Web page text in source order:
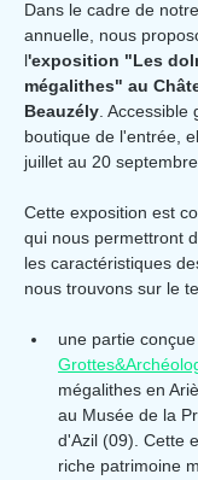
Dans le cadre de
annuelle, nous
l'exposition "Les
mégalithes" au
Beauzély .
boutique de l'entrée,
juillet au 20 septembre
Cette exposition est
qui nous permettront
les caractéristiques
nous trouvons sur le
une partie
mégalithes en
au Musée de la
d'Azil (09). Cette
riche patrimoine